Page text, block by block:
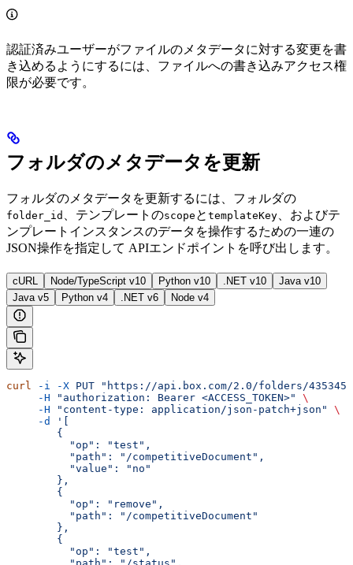
認証済みユーザーがファイルのメタデータに対する変更を書
き込めるようにするには、ファイルへの書き込みアクセス権
限が必要です。
フォルダのメタデータを更新
フォルダのメタデータを更新するには、フォルダの
folder_id 、テンプレートのscope と templateKey 、およびテ
ンプレートインスタンスのデータを操作するための一連の
JSON操作を指定して APIエンドポイントを呼び出します。
cURL Node/TypeScript v10 Python v10 .NET v10
Java v10
Java v5
Python v4 .NET v6 Node v4
curl -i -X PUT "https://api.box.com/2.0/folders/
     -H
"authorization: Bearer <ACCESS_TOKEN>"
\
     -H
"content-type: application/json-patch+json"
\
     -d
'[
        {
          "op": "test",
          "path": "/competitiveDocument",
          "value": "no"
        },
        {
          "op": "remove",
          "path": "/competitiveDocument"
        },
        {
          "op": "test",